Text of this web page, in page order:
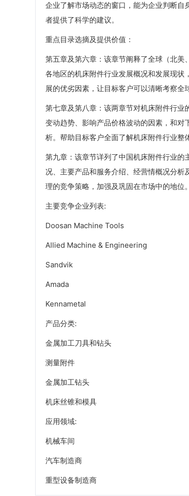
企业了解市场动态的窗口，能为企业判断
者提供了科学的建议。
重点目录选摘及提供价值：
第五章及第六章：该章节阐释了全球（北
各地区的机床附件行业发展概况和发展现
展的优劣因素，让目标客户可以清晰考察全
第七章及第八章：该两章节对机床附件行
变动趋势、影响产品价格波动的因素，和
析。帮助目标客户全面了解机床附件行业整
第九章：该章节详列了中国机床附件行业
况、主要产品和服务介绍、经营情概况分
理的竞争策略，加强及巩固在市场中的地位。
主要竞争企业列表:
Doosan Machine Tools
Allied Machine & Engineering
Sandvik
Amada
Kennametal
产品分类:
金属加工刀具和钻头
测量附件
金属加工钻头
机床丝锥和模具
应用领域:
机械车间
汽车制造商
重型设备制造商